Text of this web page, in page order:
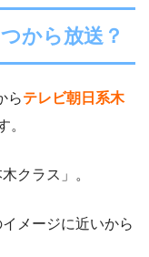
から放送？
らテレビ朝日系木
。
クラス」。
メージに近いから